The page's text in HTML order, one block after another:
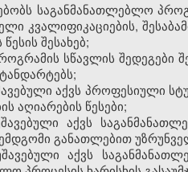
საგანმანათლებლო
კვალიფიკაციების,
წესის შესახებ;
სწავლის შედეგები
აქვს პროფესიული
აღიარების წესები;
აქვს
განათლებით
აქვს